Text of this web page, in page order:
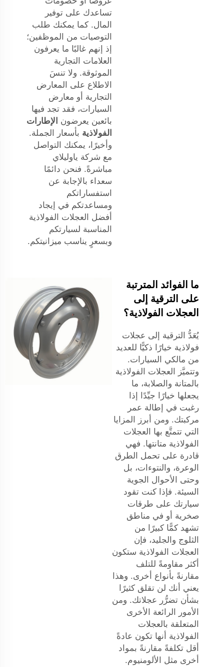
تساعدك على توفير
المال. كما يمكنك طلب
التوصيات من الموظفين؛
إذ إنهم غالبًا ما يعرفون
العلامات التجارية
الموثوقة. ولا تنسَ
الاطلاع على المعارض
التجارية أو معارض
السيارات، فقد تجد فيها
بائعين يعرضون الإطارات
الفولاذية بأسعار الجملة.
وأخيرًا، يمكنك التواصل
مع شركة ياوليلاي
مباشرةً. فنحن دائمًا
سعداء بالإجابة عن
استفساراتكم
ومساعدتكم في إيجاد
أفضل العجلات الفولاذية
المناسبة لسيارتكم
وبسعرٍ يناسب ميزانيتكم.
ما الفوائد المترتبة
على الترقية إلى
العجلات الفولاذية؟
يُعَدُّ الترقية إلى عجلات
فولاذية خيارًا ذكيًّا للعديد
من مالكي السيارات.
وتتميَّز العجلات الفولاذية
بالمتانة والصلابة، ما
يجعلها خيارًا جيِّدًا إذا
رغبت في إطالة عمر
مركبتك. ومن أبرز المزايا
التي تتمتَّع بها العجلات
الفولاذية متانتها. فهي
قادرة على تحمل الطرق
الوعرة، والنتوءات، بل
وحتى الأحوال الجوية
السيئة. فإذا كنت تقود
سيارتك على طرقات
صخرية أو في مناطق
تشهد كمًّا كبيرًا من
الثلوج والجليد، فإن
العجلات الفولاذية ستكون
أكثر مقاومةً للتلف
مقارنةً بأنواع أخرى. وهذا
يعني أنك لن تقلق كثيرًا
بشأن تضرُّر عجلاتك. ومن
الأمور الرائعة الأخرى
المتعلقة بالعجلات
الفولاذية أنها تكون عادةً
أقل تكلفةً مقارنةً بمواد
أخرى مثل الألومنيوم.